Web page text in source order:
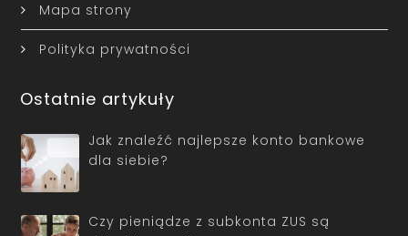
Mapa strony
Polityka prywatności
Ostatnie artykuły
Jak znaleźć najlepsze konto bankowe
dla siebie?
Czy pieniądze z subkonta ZUS są